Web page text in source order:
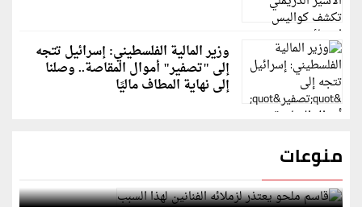
وزير المالية الفلسطيني: إسرائيل تتجه
إلى "تصفير" أموال المقاصة.. وصلنا
إلى نهاية المطاف ماليًا
منوعات
قاسم ملحو يعتذر لزملائه الفنانين لهذا السبب